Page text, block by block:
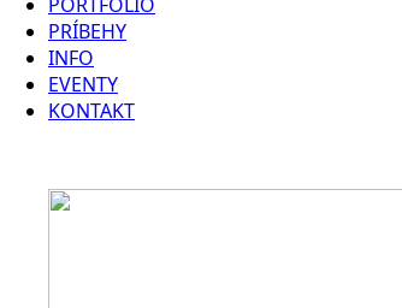
PRÍBEHY
INFO
EVENTY
KONTAKT